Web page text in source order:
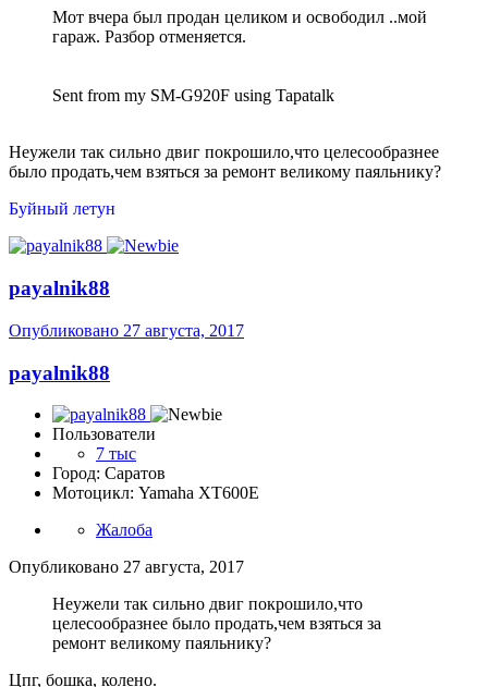
Мот вчера был продан целиком и освободил ..мой
гараж. Разбор отменяется.
Sent from my SM-G920F using Tapatalk
Неужели так сильно двиг покрошило,что целесообразнее
было продать,чем взяться за ремонт великому паяльнику?
Буйный летун
payalnik88
Опубликовано 27 августа, 2017
payalnik88
Пользователи
7 тыс
Город: Саратов
Мотоцикл: Yamaha XT600E
Жалоба
Опубликовано 27 августа, 2017
Неужели так сильно двиг покрошило,что
целесообразнее было продать,чем взяться за
ремонт великому паяльнику?
Цпг, бошка, колено.